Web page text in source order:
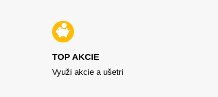
TOP AKCIE
Využi akcie a ušetri